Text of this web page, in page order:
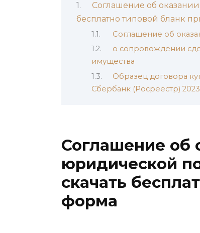
Соглашение об
бесплатно типовой бланк
Соглашение об
о сопровождении
имущества
Образец договора
Сбербанк (Росреестр)
Соглашение об
юридической
скачать
форма